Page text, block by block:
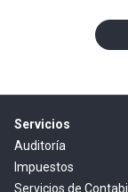
Servicios
Auditoría
Impuestos
Servicios de